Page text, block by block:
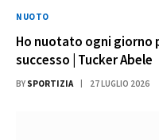
NUOTO
Ho nuotato ogni giorno
successo | Tucker Abele
BY SPORTIZIA 27 LUGLIO 2026